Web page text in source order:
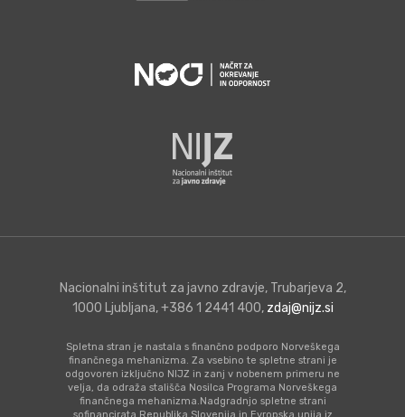
Nacionalni inštitut za javno zdravje, Trubarjeva 2,
1000 Ljubljana, +386 1 2441 400, zdaj@nijz.si
Spletna stran je nastala s finančno podporo Norveškega
finančnega mehanizma. Za vsebino te spletne strani je
odgovoren izključno NIJZ in zanj v nobenem primeru ne
velja, da odraža stališča Nosilca Programa Norveškega
finančnega mehanizma.Nadgradnjo spletne strani